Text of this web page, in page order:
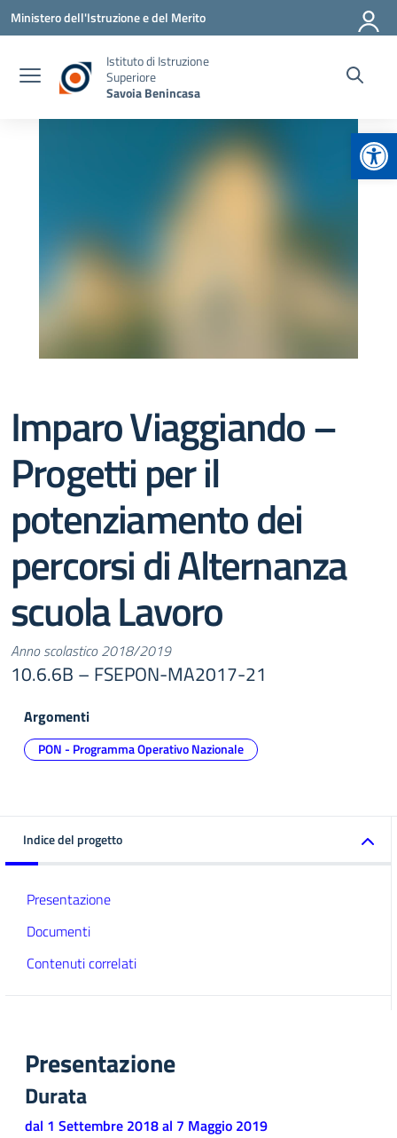
Vai ai contenuti
Vai al menu di navigazione
Vai al footer
Ministero dell'Istruzione e del Merito
Istituto di Istruzione
Superiore
Savoia Benincasa
Imparo Viaggiando –
Progetti per il
potenziamento dei
percorsi di Alternanza
scuola Lavoro
Anno scolastico 2018/2019
10.6.6B – FSEPON-MA2017-21
Argomenti
PON - Programma Operativo Nazionale
Indice del progetto
Presentazione
Documenti
Contenuti correlati
Presentazione
Durata
dal 1 Settembre 2018 al 7 Maggio 2019